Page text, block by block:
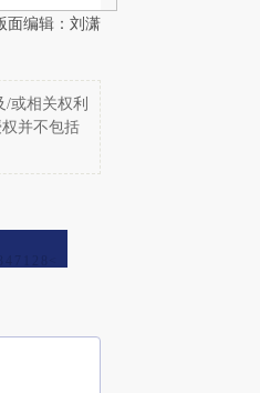
面编辑：刘潇
或相关权利
并不包括